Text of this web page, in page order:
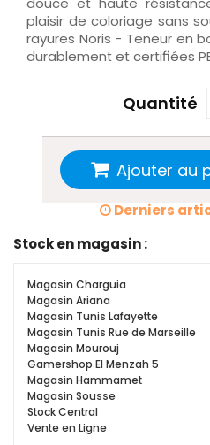
plaisir de coloriage sans
rayures Noris - Teneur en
durablement et certifiées
Quantité
Ajouter au
Derniers
Stock en magasin :
Magasin Charguia
Magasin Ariana
Magasin Tunis Lafayette
Magasin Tunis Rue de Marseille
Magasin Mourouj
Gamershop El Menzah 5
Magasin Hammamet
Magasin Sousse
Stock Central
Vente en Ligne